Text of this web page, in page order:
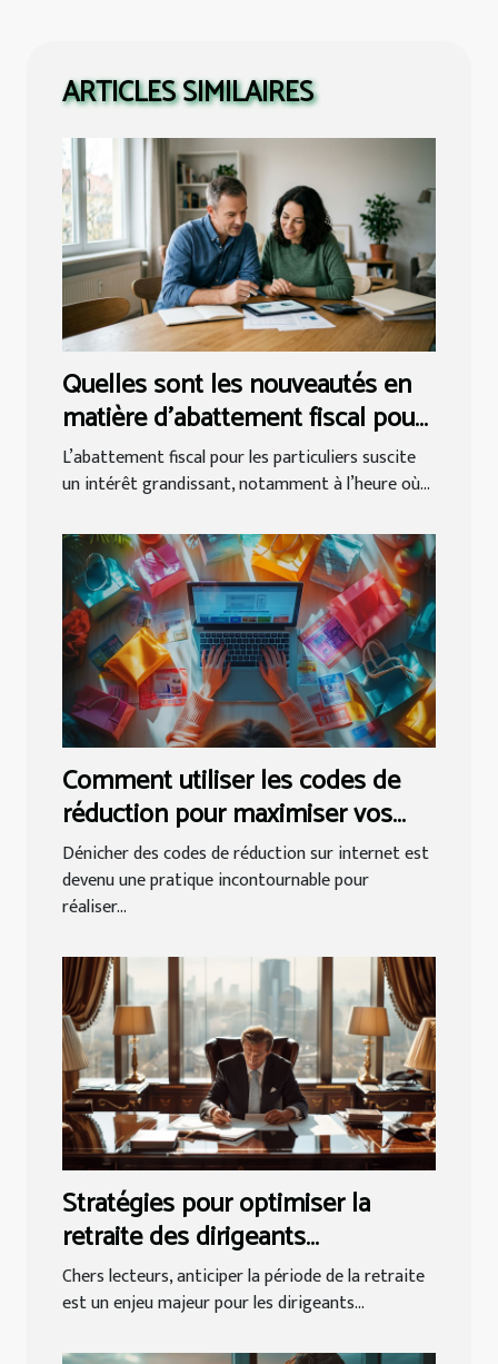
ARTICLES SIMILAIRES
Quelles sont les nouveautés en
matière d'abattement fiscal pour
les particuliers ?
L’abattement fiscal pour les particuliers suscite
un intérêt grandissant, notamment à l’heure où...
Comment utiliser les codes de
réduction pour maximiser vos
économies en ligne
Dénicher des codes de réduction sur internet est
devenu une pratique incontournable pour
réaliser...
Stratégies pour optimiser la
retraite des dirigeants
d'entreprise
Chers lecteurs, anticiper la période de la retraite
est un enjeu majeur pour les dirigeants...